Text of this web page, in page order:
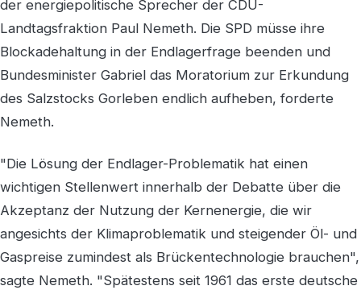
der energiepolitische Sprecher der CDU-
Landtagsfraktion Paul Nemeth. Die SPD müsse ihre
Blockadehaltung in der Endlagerfrage beenden und
Bundesminister Gabriel das Moratorium zur Erkundung
des Salzstocks Gorleben endlich aufheben, forderte
Nemeth.
"Die Lösung der Endlager-Problematik hat einen
wichtigen Stellenwert innerhalb der Debatte über die
Akzeptanz der Nutzung der Kernenergie, die wir
angesichts der Klimaproblematik und steigender Öl- und
Gaspreise zumindest als Brückentechnologie brauchen",
sagte Nemeth. "Spätestens seit 1961 das erste deutsche